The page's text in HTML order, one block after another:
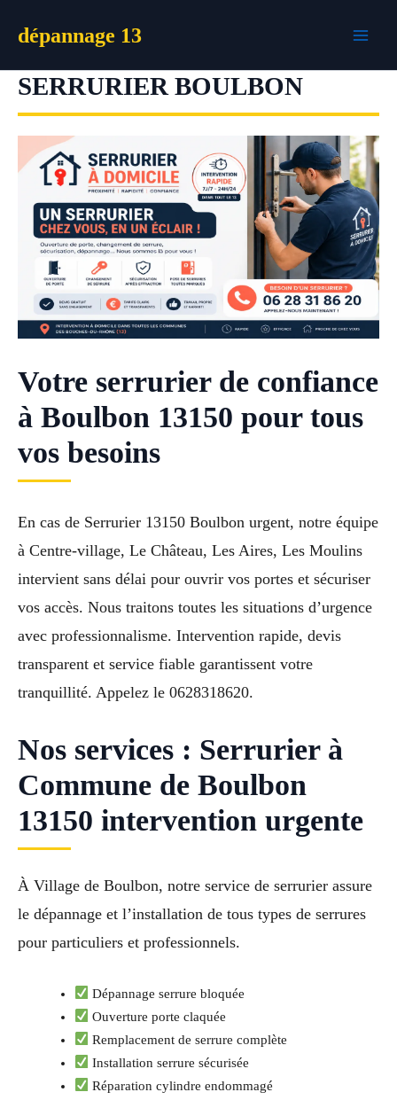
dépannage 13
SERRURIER BOULBON
Votre serrurier de confiance
à Boulbon 13150 pour tous
vos besoins
En cas de Serrurier 13150 Boulbon urgent, notre équipe
à Centre-village, Le Château, Les Aires, Les Moulins
intervient sans délai pour ouvrir vos portes et sécuriser
vos accès. Nous traitons toutes les situations d’urgence
avec professionnalisme. Intervention rapide, devis
transparent et service fiable garantissent votre
tranquillité. Appelez le 0628318620.
Nos services : Serrurier à
Commune de Boulbon
13150 intervention urgente
À Village de Boulbon, notre service de serrurier assure
le dépannage et l’installation de tous types de serrures
pour particuliers et professionnels.
Dépannage serrure bloquée
Ouverture porte claquée
Remplacement de serrure complète
Installation serrure sécurisée
Réparation cylindre endommagé